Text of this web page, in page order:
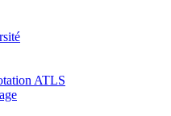
ATLS